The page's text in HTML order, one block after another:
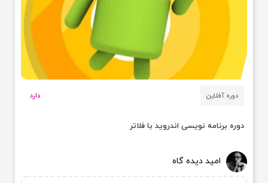
دوره آفلاین دارد
دوره برنامه نویسی اندروید با فلاتر
امید دیده گاه